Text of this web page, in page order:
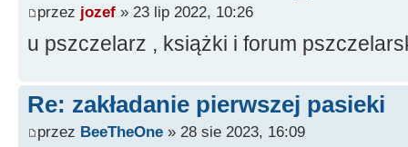
przez jozef » 23 lip 2022, 10:26
u pszczelarz , książki i forum
Re: zakładanie pierwszej pasieki
przez BeeTheOne » 28 sie 2023, 16:09